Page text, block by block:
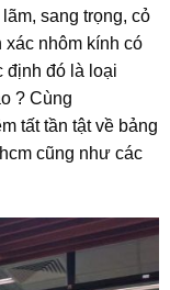
sang trọng, cỏ
nhôm kính có
định đó là loại
? Cùng
tất tần tật về bảng
cũng như các